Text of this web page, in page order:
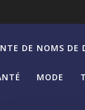
DE NOMS DE
MODE